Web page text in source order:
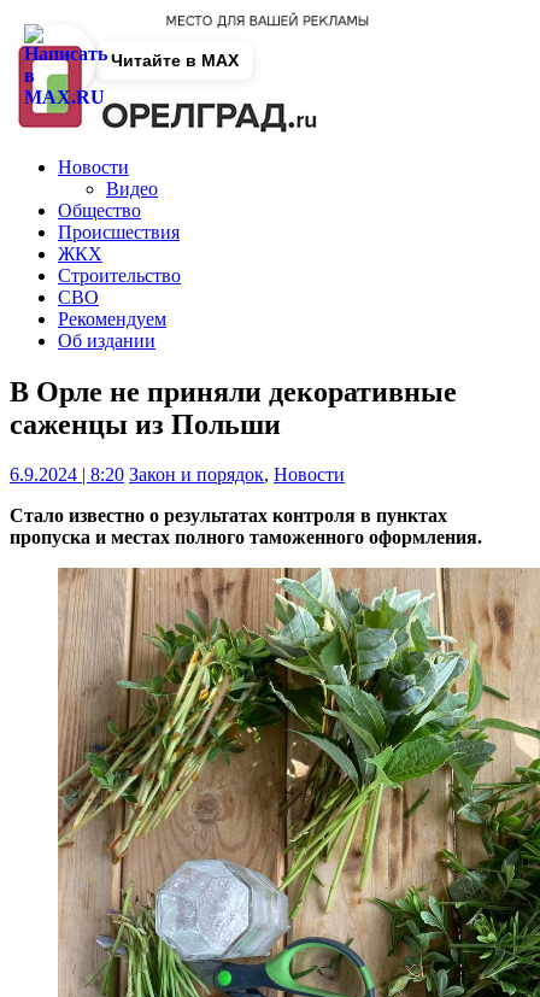
Новости
Видео
Общество
Происшествия
ЖКХ
Строительство
СВО
Рекомендуем
Об издании
В Орле не приняли декоративные
саженцы из Польши
6.9.2024 | 8:20 Закон и порядок, Новости
Стало известно о результатах контроля в пунктах
пропуска и местах полного таможенного оформления.
Читайте в MAX